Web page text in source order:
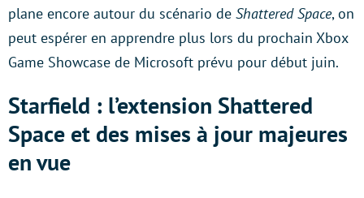
plane encore autour du scénario de Shattered Space, on
peut espérer en apprendre plus lors du prochain Xbox
Game Showcase de Microsoft prévu pour début juin.
Starfield : l’extension Shattered
Space et des mises à jour majeures
en vue